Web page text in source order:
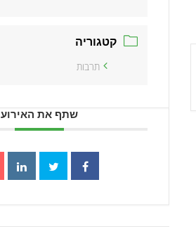
קטגוריה
תרבות
שתף את האירוע